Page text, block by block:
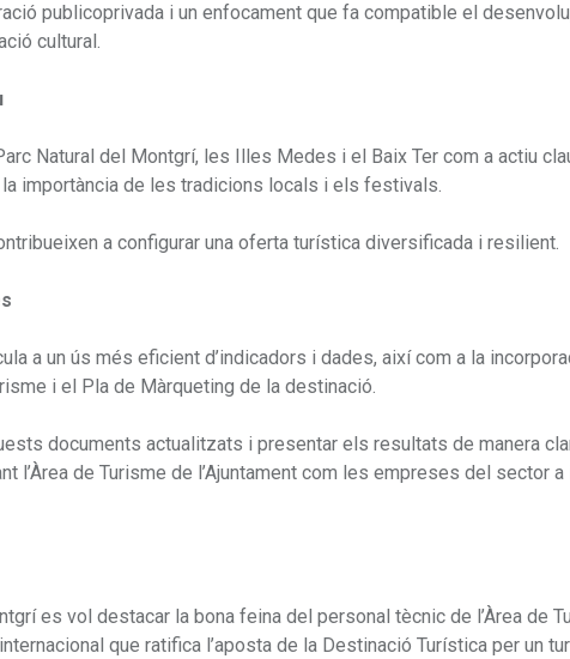
publicoprivada i un enfocament que fa compatible el
cultural.
Natural del Montgrí, les Illes Medes i el Baix Ter com a actiu
importància de les tradicions locals i els festivals.
a configurar una oferta turística diversificada i resilient.
a un ús més eficient d’indicadors i dades, així com a la
i el Pla de Màrqueting de la destinació.
documents actualitzats i presentar els resultats de manera
l’Àrea de Turisme de l’Ajuntament com les empreses del sector
es vol destacar la bona feina del personal tècnic de l’Àrea de
que ratifica l’aposta de la Destinació Turística per un